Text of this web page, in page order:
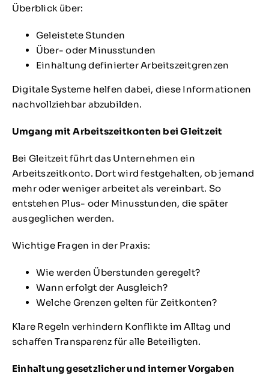
Überblick über:
Geleistete Stunden
Über- oder Minusstunden
Einhaltung definierter Arbeitszeitgrenzen
Digitale Systeme helfen dabei, diese Informationen
nachvollziehbar abzubilden.
Umgang mit Arbeitszeitkonten bei Gleitzeit
Bei Gleitzeit führt das Unternehmen ein
Arbeitszeitkonto. Dort wird festgehalten, ob jemand
mehr oder weniger arbeitet als vereinbart. So
entstehen Plus- oder Minusstunden, die später
ausgeglichen werden.
Wichtige Fragen in der Praxis:
Wie werden Überstunden geregelt?
Wann erfolgt der Ausgleich?
Welche Grenzen gelten für Zeitkonten?
Klare Regeln verhindern Konflikte im Alltag und
schaffen Transparenz für alle Beteiligten.
Einhaltung gesetzlicher und interner Vorgaben